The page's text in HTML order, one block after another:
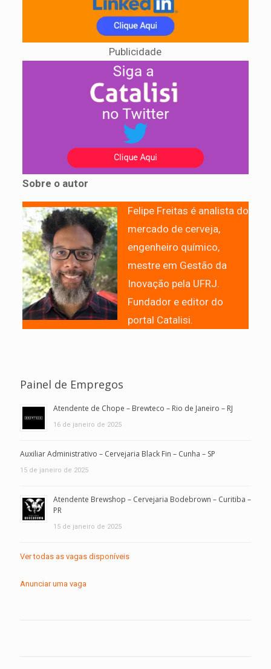
Publicidade
Sobre o autor
Felipe Freitas é analista do
mercado de cerveja,
engenheiro químico,
mestre em Gestão da
Inovação pela UFRJ.
Fundador e editor do
portal Catalisi.
Painel de Empregos
Atendente de Chope – Brewteco – Rio de Janeiro – RJ
16 de janeiro de 2025
Auxiliar Administrativo – Cervejaria Black Fin – Cunha – SP
15 de janeiro de 2025
Atendente Brewshop – Cervejaria Bodebrown – Curitiba –
PR
15 de janeiro de 2025
Ver todas as vagas disponíveis
Anunciar uma vaga